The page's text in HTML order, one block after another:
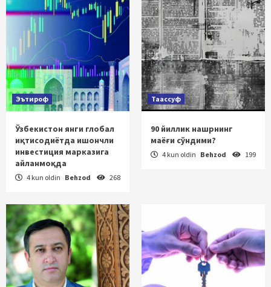
Эътироф
Ўзбекистон янги глобал
иқтисодиётда ишончли
инвестиция марказига
айланмоқда
4 kun oldin Behzod 268
Таассуф
90 йиллик нашрнинг
маёғи сўндими?
4 kun oldin Behzod 199